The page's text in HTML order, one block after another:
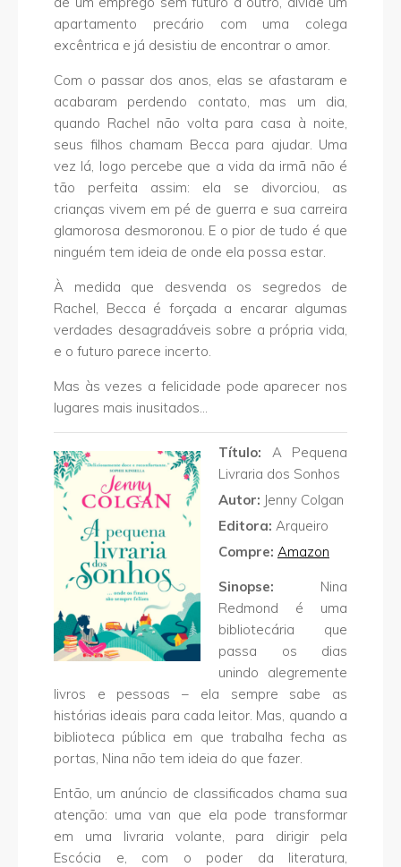
apartamento precário com uma colega
excêntrica e já desistiu de encontrar o amor.
Com o passar dos anos, elas se afastaram e
acabaram perdendo contato, mas um dia,
quando Rachel não volta para casa à noite,
seus filhos chamam Becca para ajudar. Uma
vez lá, logo percebe que a vida da irmã não é
tão perfeita assim: ela se divorciou, as
crianças vivem em pé de guerra e sua carreira
glamorosa desmoronou. E o pior de tudo é que
ninguém tem ideia de onde ela possa estar.
À medida que desvenda os segredos de
Rachel, Becca é forçada a encarar algumas
verdades desagradáveis sobre a própria vida,
e o futuro parece incerto.
Mas às vezes a felicidade pode aparecer nos
lugares mais inusitados…
Título: A Pequena
Livraria dos Sonhos
Autor: Jenny Colgan
Editora: Arqueiro
Compre: Amazon
Sinopse: Nina
Redmond é uma
bibliotecária que
passa os dias
unindo alegremente
livros e pessoas – ela sempre sabe as
histórias ideais para cada leitor. Mas, quando a
biblioteca pública em que trabalha fecha as
portas, Nina não tem ideia do que fazer.
Então, um anúncio de classificados chama sua
atenção: uma van que ela pode transformar
em uma livraria volante, para dirigir pela
Escócia e, com o poder da literatura,